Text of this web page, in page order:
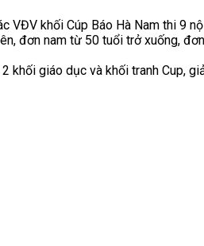
khối Cúp Báo Hà Nam thi 9
đơn nam từ 50 tuổi trở xuống,
khối giáo dục và khối tranh Cup,